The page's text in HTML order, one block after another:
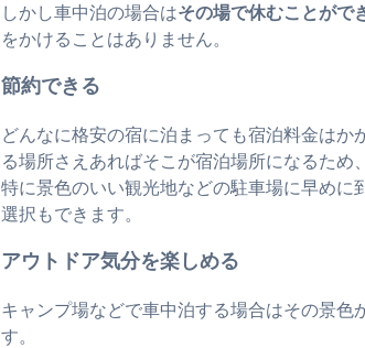
しかし車中泊の場合はその場で休むことがで
をかけることはありません。
節約できる
どんなに格安の宿に泊まっても宿泊料金は
る場所さえあればそこが宿泊場所になるため、
特に景色のいい観光地などの駐車場に早めに
選択もできます。
アウトドア気分を楽しめる
キャンプ場などで車中泊する場合はその景色
す。